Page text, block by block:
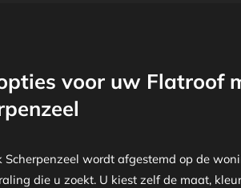
voor uw Flatroof
Scherpenzeel wordt afgestemd op de
die u zoekt. U kiest zelf de maat,